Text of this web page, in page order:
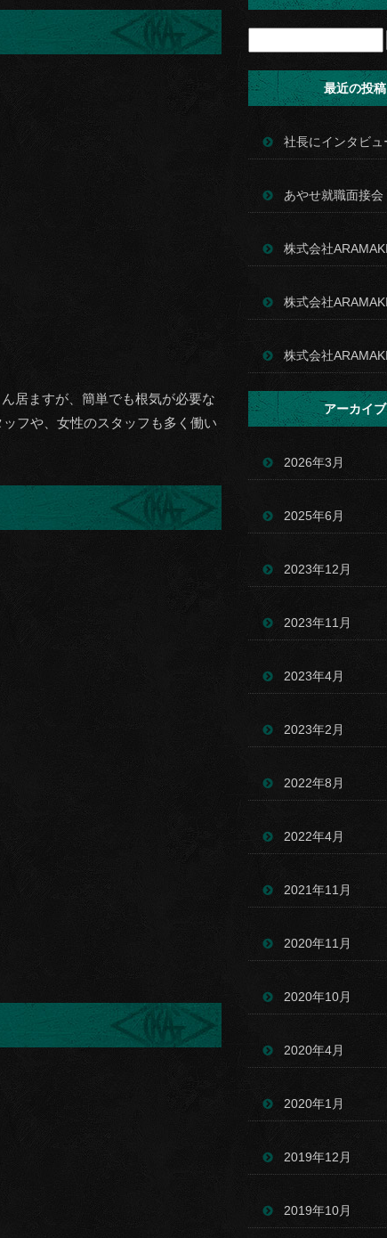
居ますが、簡単でも根気が必要な
フや、女性のスタッフも多く働い
最近の投稿
アーカイブ
2026年3月
2025年6月
2023年12月
2023年11月
2023年4月
2023年2月
2022年8月
2022年4月
2021年11月
2020年11月
2020年10月
2020年4月
2020年1月
2019年12月
2019年10月